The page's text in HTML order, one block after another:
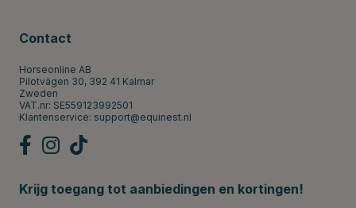
Contact
Horseonline AB
Pilotvägen 30, 392 41 Kalmar
Zweden
VAT.nr: SE559123992501
Klantenservice: support@equinest.nl
Krijg toegang tot aanbiedingen en kortingen!